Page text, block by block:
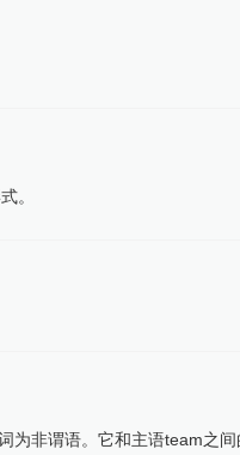
。
非谓语。它和主语team之